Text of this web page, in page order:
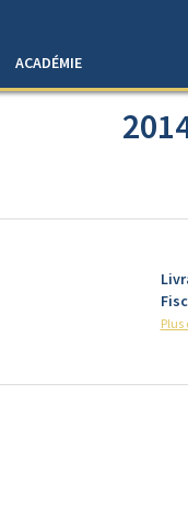
ACADÉMIE
Plus